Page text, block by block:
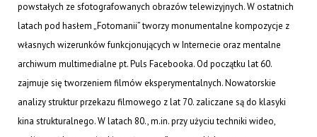
powstałych ze sfotografowanych obrazów telewizyjnych. W ostatnich
latach pod hasłem „Fotomanii” tworzy monumentalne kompozycje z
własnych wizerunków funkcjonujących w Internecie oraz mentalne
archiwum multimedialne pt. Puls Facebooka. Od początku lat 60.
zajmuje się tworzeniem filmów eksperymentalnych. Nowatorskie
analizy struktur przekazu filmowego z lat 70. zaliczane są do klasyki
kina strukturalnego. W latach 80., m.in. przy użyciu techniki wideo,